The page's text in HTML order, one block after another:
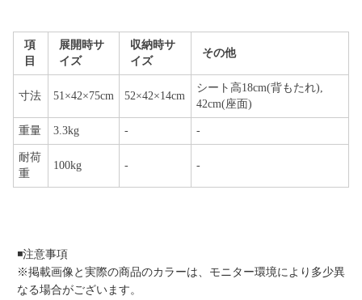
項
目
展開時サ
イズ
収納時サ
イズ
その他
寸法 51×42×75cm 52×42×14cm
シート高18cm(背もたれ),
42cm(座面)
重量 3.3kg - -
耐荷
重
100kg - -
◾️注意事項
※掲載画像と実際の商品のカラーは、モニター環境により多少異
なる場合がございます。